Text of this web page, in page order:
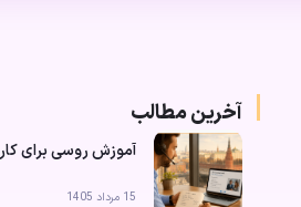
آخرین مطالب
آموزش روسی برای کار
15 مرداد 1405